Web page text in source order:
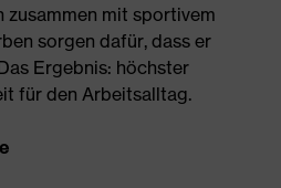
zusammen mit sportivem
sorgen dafür, dass er
Ergebnis: höchster
für den Arbeitsalltag.